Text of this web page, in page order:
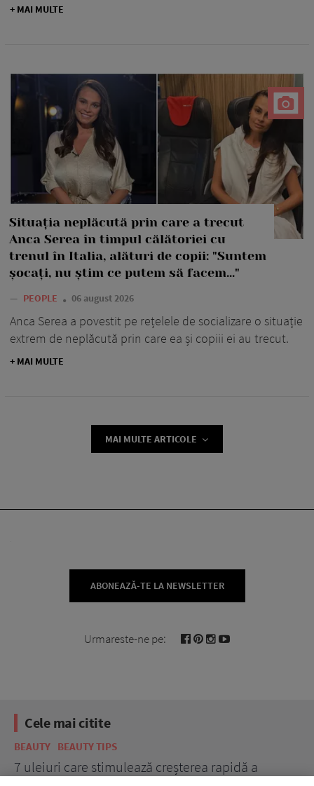
+ MAI MULTE
Situația neplăcută prin care a trecut
Anca Serea în timpul călătoriei cu
trenul în Italia, alături de copii: "Suntem
șocați, nu știm ce putem să facem..."
— PEOPLE 06 august 2026
Anca Serea a povestit pe rețelele de socializare o situație
extrem de neplăcută prin care ea și copiii ei au trecut.
+ MAI MULTE
MAI MULTE ARTICOLE
ABONEAZĂ-TE LA NEWSLETTER
Urmareste-ne pe:
Cele mai citite
BEAUTY BEAUTY TIPS
7 uleiuri care stimulează creșterea rapidă a